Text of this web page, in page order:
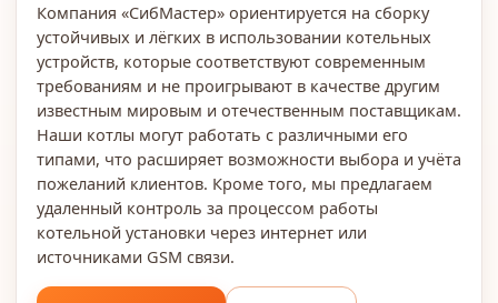
Компания «СибМастер» ориентируется на сборку
устойчивых и лёгких в использовании котельных
устройств, которые соответствуют современным
требованиям и не проигрывают в качестве другим
известным мировым и отечественным поставщикам.
Наши котлы могут работать с различными его
типами, что расширяет возможности выбора и учёта
пожеланий клиентов. Кроме того, мы предлагаем
удаленный контроль за процессом работы
котельной установки через интернет или
источниками GSM связи.